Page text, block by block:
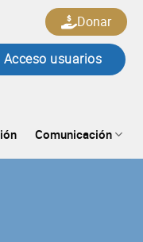
Acceso usuarios
Donar
Comunicación